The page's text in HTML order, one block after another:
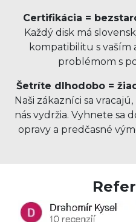
Certifikácia =
Každý disk má
kompatibilitu s vaším
problémom s
Šetríte dlhodobo =
Naši zákazníci sa
nás vydržia. Vyhnete sa
opravy a predčasné